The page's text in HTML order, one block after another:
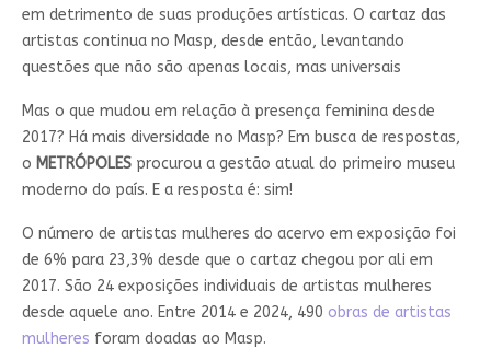
em detrimento de suas produções artísticas. O cartaz das
artistas continua no Masp, desde então, levantando
questões que não são apenas locais, mas universais
Mas o que mudou em relação à presença feminina desde
2017? Há mais diversidade no Masp? Em busca de respostas,
o METRÓPOLESprocurou a gestão atual do primeiro museu
moderno do país. E a resposta é: sim!
O número de artistas mulheres do acervo em exposição foi
de 6% para 23,3% desde que o cartaz chegou por ali em
2017. São 24 exposições individuais de artistas mulheres
desde aquele ano. Entre 2014 e 2024, 490 obras de artistas
mulheres foram doadas ao Masp.